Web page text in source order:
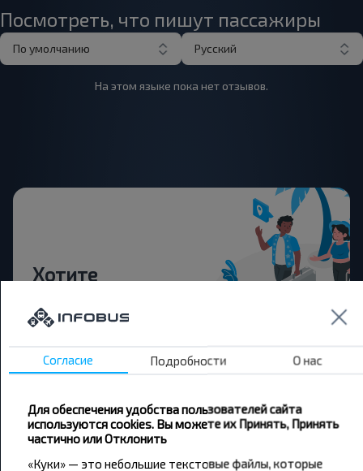
Посмотреть, что пишут пассажиры
По умолчанию Русский
На этом языке пока нет отзывов.
Хотите
дешевле?
Не пропусти специальные акции, скидки и
другие интересные предложения INFOBUS.
путешествуй с нами дешевле!
Согласие Подробности О нас
Для обеспечения удобства пользователей сайта
используются cookies. Вы можете их Принять, Принять
частично или Отклонить
«Куки» — это небольшие текстовые файлы, которые